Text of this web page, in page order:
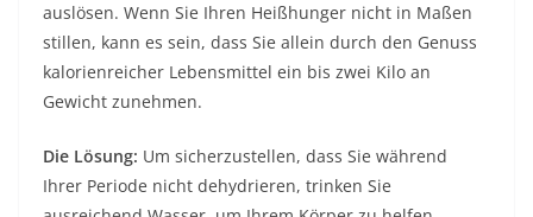
auslösen. Wenn Sie Ihren Heißhunger nicht in Maßen
stillen, kann es sein, dass Sie allein durch den Genuss
kalorienreicher Lebensmittel ein bis zwei Kilo an
Gewicht zunehmen.
Die Lösung: Um sicherzustellen, dass Sie während
Ihrer Periode nicht dehydrieren, trinken Sie